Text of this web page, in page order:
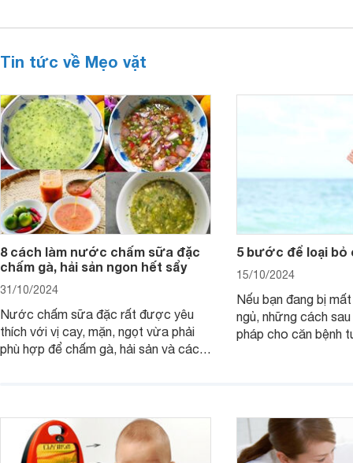
Tin tức về Mẹo vặt
8 cách làm nước chấm sữa đặc
chấm gà, hải sản ngon hết sẩy
31/10/2024
Nước chấm sữa đặc rất được yêu
thích với vị cay, mặn, ngọt vừa phải
phù hợp để chấm gà, hải sản và các
5 bước để loại bỏ
15/10/2024
Nếu bạn đang bị
ngủ, những cách
pháp cho căn bệnh